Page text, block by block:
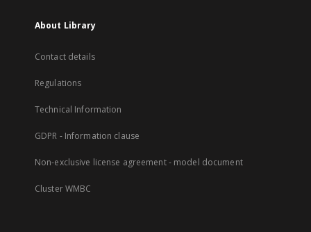
About Library
Contact details
Regulations
Technical Information
GDPR - Information clause
Non-exclusive license agreement - model document
Cluster WMBC